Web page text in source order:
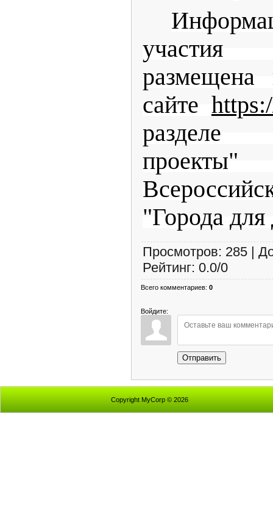
размещена
сайте
разделе
"Города
Просмотров: 285 |
Рейтинг: 0.0/0
Всего комментариев: 0
Войдите:
Отправить
Copyright MyCorp © 2026